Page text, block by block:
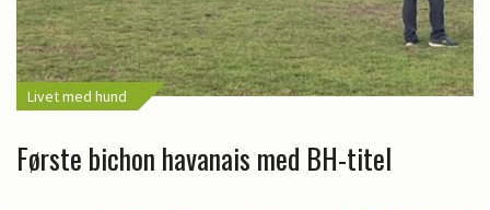
Livet med hund
Første bichon havanais med BH-titel